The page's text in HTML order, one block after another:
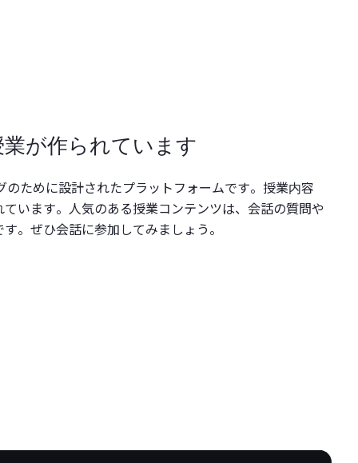
が作られています
ために設計されたプラットフォームです。授業内容
います。人気のある授業コンテンツは、会話の質問や
。ぜひ会話に参加してみましょう。